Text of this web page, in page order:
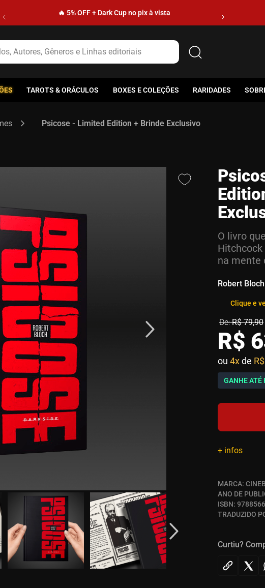
🔥 5% OFF + Dark Cup no pix à vista
TAROTS & ORÁCULOS BOXES E COLEÇÕES RARIDADES
Psicose - Limited Edition + Brinde Exclusivo
O livro
na mente
Robert Bloch
Clique e
R$ 79,90
R$
ou 4xde
GANHE ATÉ
+ infos
MARCA:
ANO DE
ISBN:
TRADUZIDO
Curtiu?